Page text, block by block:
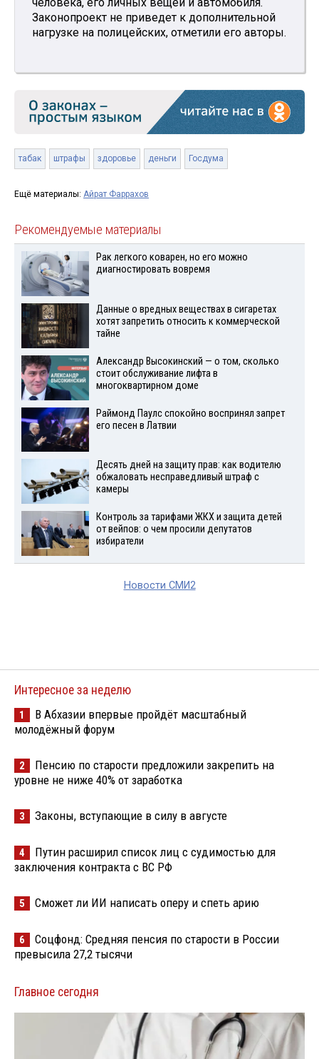
Законопроект не приведет к дополнительной
нагрузке на полицейских, отметили его авторы.
табак штрафы здоровье деньги Госдума
Ещё материалы: Айрат Фаррахов
Рекомендуемые материалы
Рак легкого коварен, но его можно
диагностировать вовремя
Данные о вредных веществах в сигаретах
хотят запретить относить к коммерческой
тайне
Александр Высокинский — о том, сколько
стоит обслуживание лифта в
многоквартирном доме
Раймонд Паулс спокойно воспринял запрет
его песен в Латвии
Десять дней на защиту прав: как водителю
обжаловать несправедливый штраф с
камеры
Контроль за тарифами ЖКХ и защита детей
от вейпов: о чем просили депутатов
избиратели
Новости СМИ2
Интересное за неделю
1
В Абхазии впервые пройдёт масштабный
молодёжный форум
2
Пенсию по старости предложили закрепить на
уровне не ниже 40% от заработка
3 Законы, вступающие в силу в августе
4
Путин расширил список лиц с судимостью для
заключения контракта с ВС РФ
5 Сможет ли ИИ написать оперу и спеть арию
6
Соцфонд: Средняя пенсия по старости в России
превысила 27,2 тысячи
Главное сегодня